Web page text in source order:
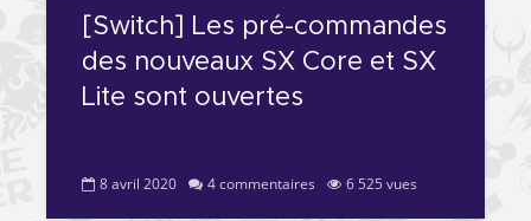
[Switch] Les pré-commandes
des nouveaux SX Core et SX
Lite sont ouvertes
8 avril 2020 4 commentaires 6 525 vues